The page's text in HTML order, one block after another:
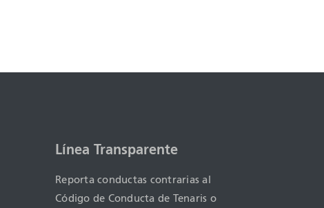
Línea Transparente
Reporta conductas contrarias al
Código de Conducta de Tenaris o